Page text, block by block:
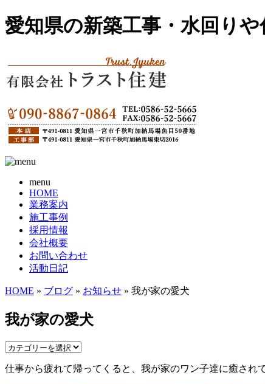
愛知県の新築工事・水回り
menu
HOME
業務案内
施工事例
採用情報
会社概要
お問い合わせ
活動日記
HOME » ブログ » お知らせ » 我が家の愛犬
我が家の愛犬
仕事から疲れて帰ってくると、我が家のワン子達に癒され